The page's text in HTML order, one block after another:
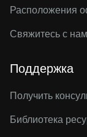
Расположения
Свяжитесь с
Поддержка
Получить
Библиотека